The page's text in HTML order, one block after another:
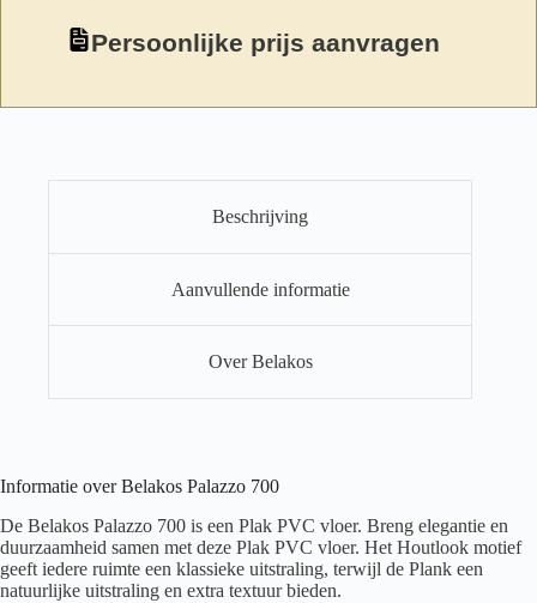
Persoonlijke prijs aanvragen
Beschrijving
Aanvullende informatie
Over Belakos
Informatie over Belakos Palazzo 700
De Belakos Palazzo 700 is een Plak PVC vloer. Breng elegantie en
duurzaamheid samen met deze Plak PVC vloer. Het Houtlook motief
geeft iedere ruimte een klassieke uitstraling, terwijl de Plank een
natuurlijke uitstraling en extra textuur bieden.